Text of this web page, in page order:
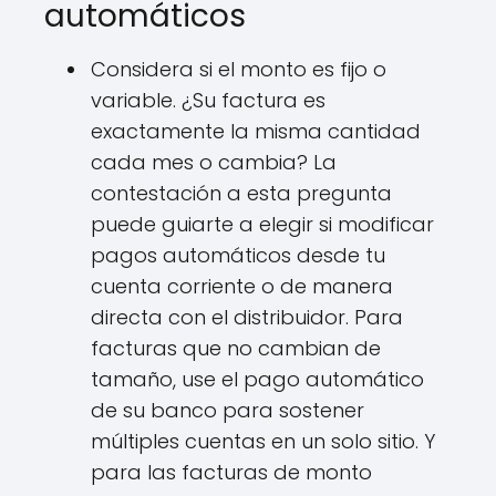
automáticos
Considera si el monto es fijo o
variable. ¿Su factura es
exactamente la misma cantidad
cada mes o cambia? La
contestación a esta pregunta
puede guiarte a elegir si modificar
pagos automáticos desde tu
cuenta corriente o de manera
directa con el distribuidor. Para
facturas que no cambian de
tamaño, use el pago automático
de su banco para sostener
múltiples cuentas en un solo sitio. Y
para las facturas de monto